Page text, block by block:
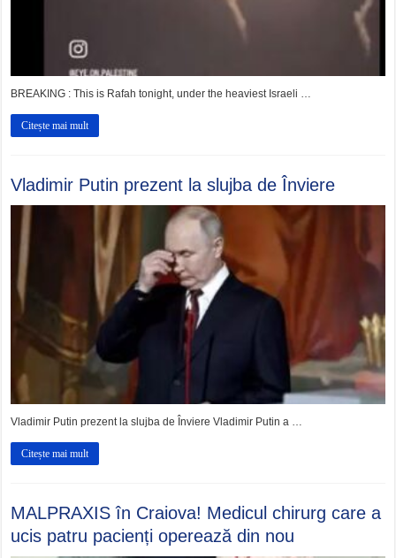
BREAKING : This is Rafah tonight, under the heaviest Israeli …
Citește mai mult
Vladimir Putin prezent la slujba de Înviere
Vladimir Putin prezent la slujba de Înviere Vladimir Putin a …
Citește mai mult
MALPRAXIS în Craiova! Medicul chirurg care a
ucis patru pacienți operează din nou